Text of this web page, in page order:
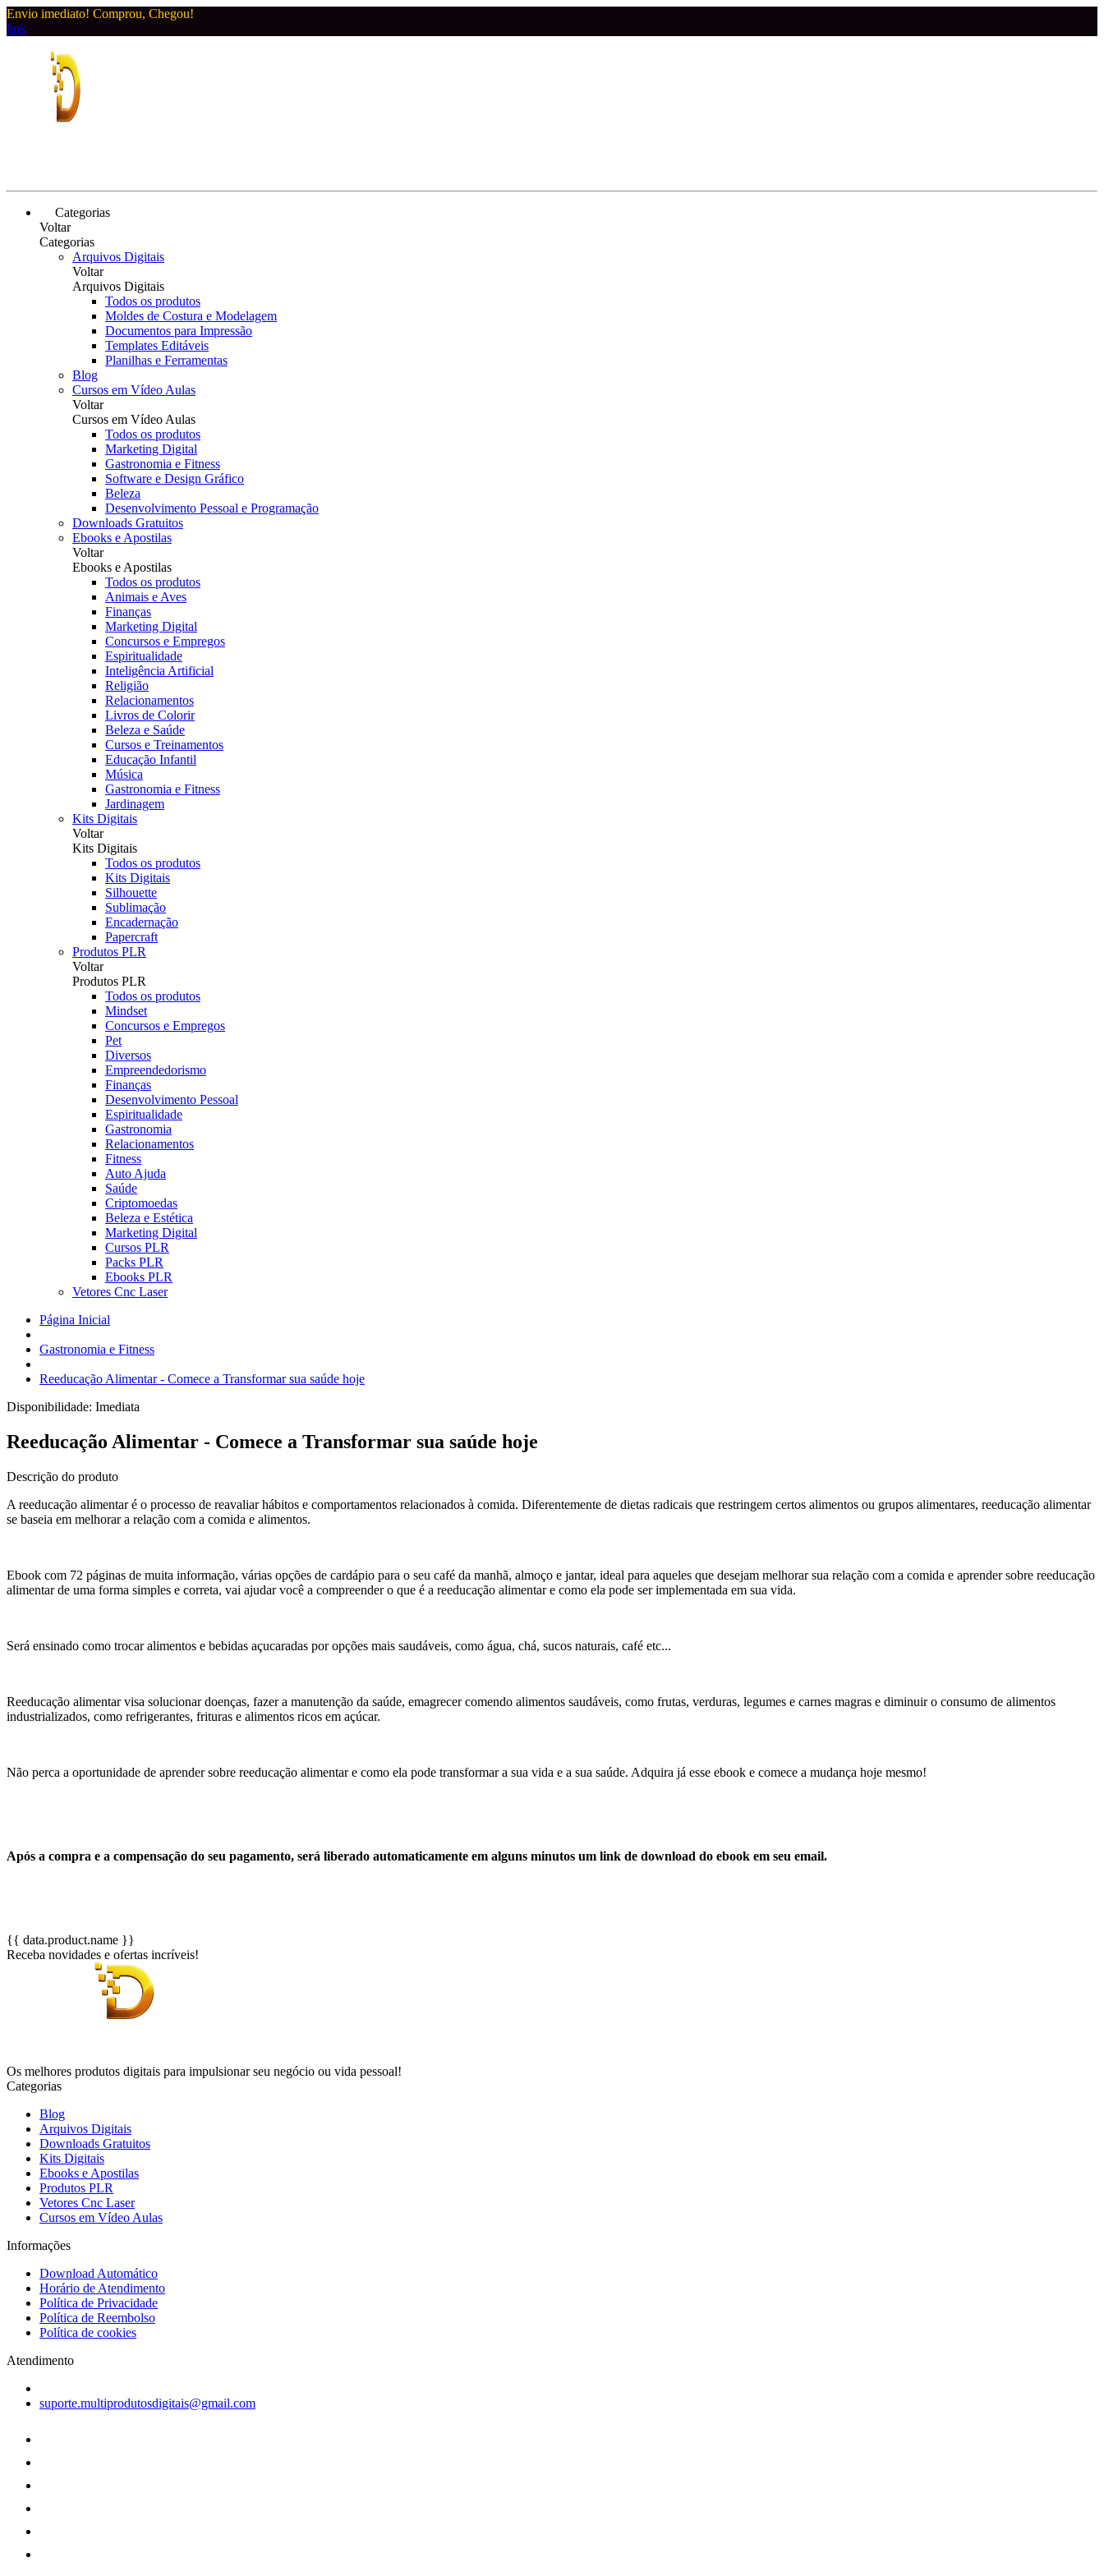
Envio imediato! Comprou, Chegou!
link
Categorias
Voltar
Categorias
Arquivos Digitais
Voltar
Arquivos Digitais
Todos os produtos
Moldes de Costura e Modelagem
Documentos para Impressão
Templates Editáveis
Planilhas e Ferramentas
Blog
Cursos em Vídeo Aulas
Voltar
Cursos em Vídeo Aulas
Todos os produtos
Marketing Digital
Gastronomia e Fitness
Software e Design Gráfico
Beleza
Desenvolvimento Pessoal e Programação
Downloads Gratuitos
Ebooks e Apostilas
Voltar
Ebooks e Apostilas
Todos os produtos
Animais e Aves
Finanças
Marketing Digital
Concursos e Empregos
Espiritualidade
Inteligência Artificial
Religião
Relacionamentos
Livros de Colorir
Beleza e Saúde
Cursos e Treinamentos
Educação Infantil
Música
Gastronomia e Fitness
Jardinagem
Kits Digitais
Voltar
Kits Digitais
Todos os produtos
Kits Digitais
Silhouette
Sublimação
Encadernação
Papercraft
Produtos PLR
Voltar
Produtos PLR
Todos os produtos
Mindset
Concursos e Empregos
Pet
Diversos
Empreendedorismo
Finanças
Desenvolvimento Pessoal
Espiritualidade
Gastronomia
Relacionamentos
Fitness
Auto Ajuda
Saúde
Criptomoedas
Beleza e Estética
Marketing Digital
Cursos PLR
Packs PLR
Ebooks PLR
Vetores Cnc Laser
Página Inicial
Gastronomia e Fitness
Reeducação Alimentar - Comece a Transformar sua saúde hoje
Disponibilidade: Imediata
Reeducação Alimentar - Comece a Transformar sua saúde hoje
Descrição do produto
A reeducação alimentar é o processo de reavaliar hábitos e comportamentos relacionados à comida. Diferentemente de dietas radicais que restringem certos alimentos ou grupos alimentares, reeducação alimentar
se baseia em melhorar a relação com a comida e alimentos.
Ebook com 72 páginas de muita informação, várias opções de cardápio para o seu café da manhã, almoço e jantar, ideal para aqueles que desejam melhorar sua relação com a comida e aprender sobre reeducação
alimentar de uma forma simples e correta, vai ajudar você a compreender o que é a reeducação alimentar e como ela pode ser implementada em sua vida.
Será ensinado como trocar alimentos e bebidas açucaradas por opções mais saudáveis, como água, chá, sucos naturais, café etc...
Reeducação alimentar visa solucionar doenças, fazer a manutenção da saúde, emagrecer comendo alimentos saudáveis, como frutas, verduras, legumes e carnes magras e diminuir o consumo de alimentos
industrializados, como refrigerantes, frituras e alimentos ricos em açúcar.
Não perca a oportunidade de aprender sobre reeducação alimentar e como ela pode transformar a sua vida e a sua saúde. Adquira já esse ebook e comece a mudança hoje mesmo!
Após a compra e a compensação do seu pagamento, será liberado automaticamente em alguns minutos um link de download do ebook em seu email.
{{ data.product.name }}
Receba novidades e ofertas incríveis!
Os melhores produtos digitais para impulsionar seu negócio ou vida pessoal!
Categorias
Blog
Arquivos Digitais
Downloads Gratuitos
Kits Digitais
Ebooks e Apostilas
Produtos PLR
Vetores Cnc Laser
Cursos em Vídeo Aulas
Informações
Download Automático
Horário de Atendimento
Política de Privacidade
Política de Reembolso
Política de cookies
Atendimento
suporte.multiprodutosdigitais@gmail.com